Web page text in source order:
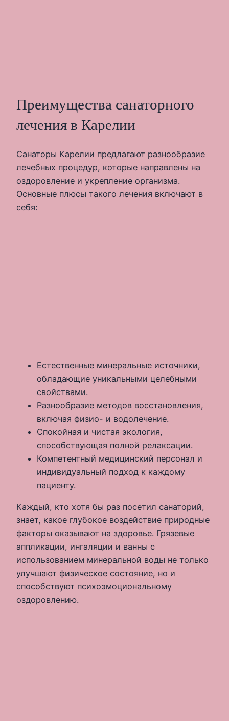
Преимущества санаторного
лечения в Карелии
Санаторы Карелии предлагают разнообразие
лечебных процедур, которые направлены на
оздоровление и укрепление организма.
Основные плюсы такого лечения включают в
себя:
Естественные минеральные источники,
обладающие уникальными целебными
свойствами.
Разнообразие методов восстановления,
включая физио- и водолечение.
Спокойная и чистая экология,
способствующая полной релаксации.
Компетентный медицинский персонал и
индивидуальный подход к каждому
пациенту.
Каждый, кто хотя бы раз посетил санаторий,
знает, какое глубокое воздействие природные
факторы оказывают на здоровье. Грязевые
аппликации, ингаляции и ванны с
использованием минеральной воды не только
улучшают физическое состояние, но и
способствуют психоэмоциональному
оздоровлению.